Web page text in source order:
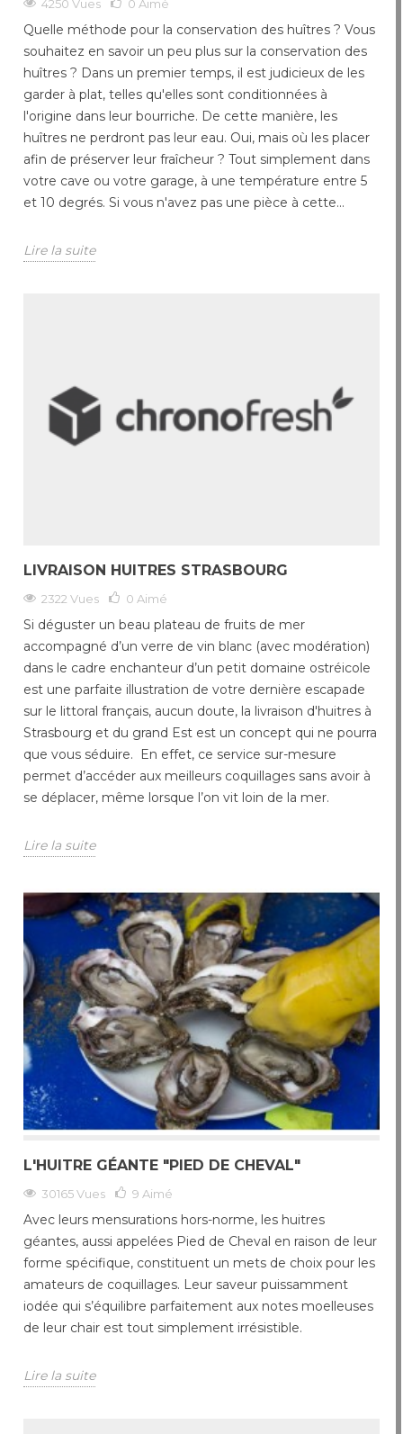
4250 Vues 0 Aimé
Quelle méthode pour la conservation des huîtres ? Vous
souhaitez en savoir un peu plus sur la conservation des
huîtres ? Dans un premier temps, il est judicieux de les
garder à plat, telles qu'elles sont conditionnées à
l'origine dans leur bourriche. De cette manière, les
huîtres ne perdront pas leur eau. Oui, mais où les placer
afin de préserver leur fraîcheur ? Tout simplement dans
votre cave ou votre garage, à une température entre 5
et 10 degrés. Si vous n'avez pas une pièce à cette...
Lire la suite
LIVRAISON HUITRES STRASBOURG
2322 Vues 0 Aimé
Si déguster un beau plateau de fruits de mer
accompagné d’un verre de vin blanc (avec modération)
dans le cadre enchanteur d’un petit domaine ostréicole
est une parfaite illustration de votre dernière escapade
sur le littoral français, aucun doute, la livraison d'huitres à
Strasbourg et du grand Est est un concept qui ne pourra
que vous séduire. En effet, ce service sur-mesure
permet d’accéder aux meilleurs coquillages sans avoir à
se déplacer, même lorsque l’on vit loin de la mer.
Lire la suite
L'HUITRE GÉANTE "PIED DE CHEVAL"
30165 Vues 9 Aimé
Avec leurs mensurations hors-norme, les huitres
géantes, aussi appelées Pied de Cheval en raison de leur
forme spécifique, constituent un mets de choix pour les
amateurs de coquillages. Leur saveur puissamment
iodée qui s’équilibre parfaitement aux notes moelleuses
de leur chair est tout simplement irrésistible.
Lire la suite